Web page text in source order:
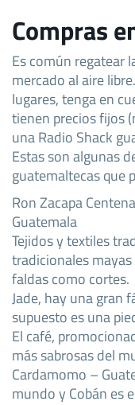
Compras
Es común regatear
mercado al aire
lugares, tenga en
tienen precios fijos
una Radio Shack
Estas son algunas
guatemaltecas que
Ron Zacapa
Guatemala
Tejidos y textiles
tradicionales
faldas como cortes.
Jade, hay una gran
supuesto es una
El café,
más sabrosas del
Cardamomo –
mundo y Cobán es